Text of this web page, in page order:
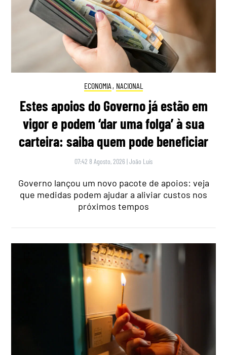
ECONOMIA , NACIONAL
Estes apoios do Governo já estão em
vigor e podem ‘dar uma folga’ à sua
carteira: saiba quem pode beneficiar
07:42 8 Agosto, 2026 |João Luís
Governo lançou um novo pacote de apoios: veja
que medidas podem ajudar a aliviar custos nos
próximos tempos